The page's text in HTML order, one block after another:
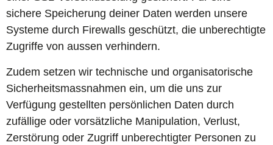
sichere Speicherung deiner Daten werden unsere
Systeme durch Firewalls geschützt, die unberechtigte
Zugriffe von aussen verhindern.
Zudem setzen wir technische und organisatorische
Sicherheitsmassnahmen ein, um die uns zur
Verfügung gestellten persönlichen Daten durch
zufällige oder vorsätzliche Manipulation, Verlust,
Zerstörung oder Zugriff unberechtigter Personen zu